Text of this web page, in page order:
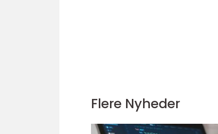
Flere Nyheder